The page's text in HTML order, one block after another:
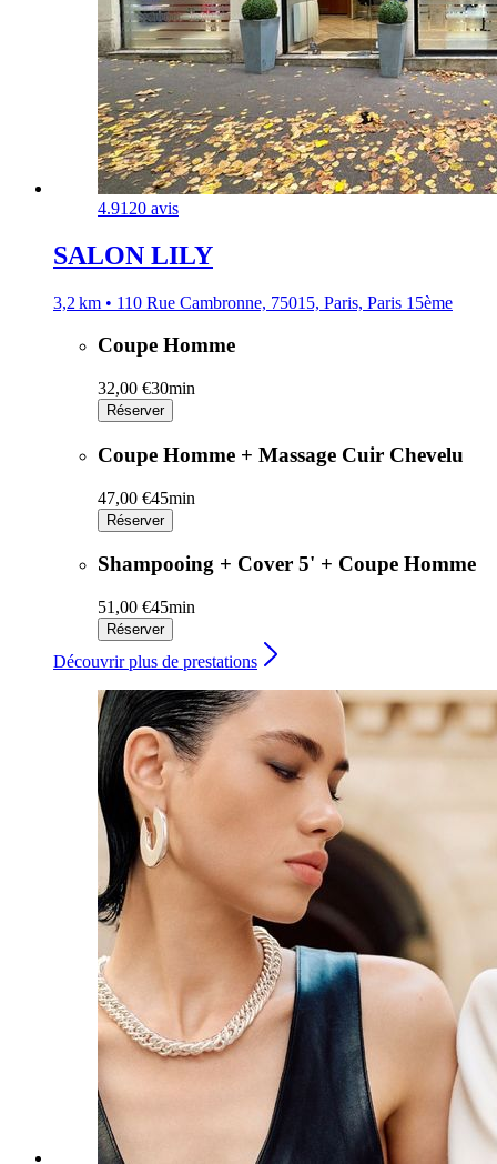
4.9120 avis
SALON LILY
3,2 km • 110 Rue Cambronne, 75015, Paris, Paris 15ème
Coupe Homme
32,00 €30min
Réserver
Coupe Homme + Massage Cuir Chevelu
47,00 €45min
Réserver
Shampooing + Cover 5' + Coupe Homme
51,00 €45min
Réserver
Découvrir plus de prestations